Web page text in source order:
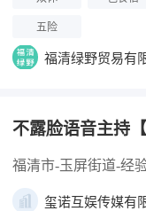
五险
福清绿野贸易有
不露脸语音主持
福清市-玉屏街道-经
玺诺互娱传媒有